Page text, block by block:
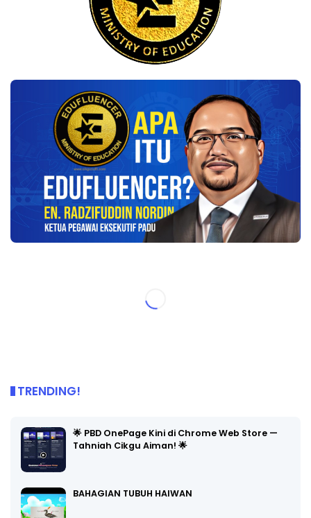
TRENDING!
🌟 PBD OnePage Kini di Chrome Web Store —
Tahniah Cikgu Aiman! 🌟
BAHAGIAN TUBUH HAIWAN